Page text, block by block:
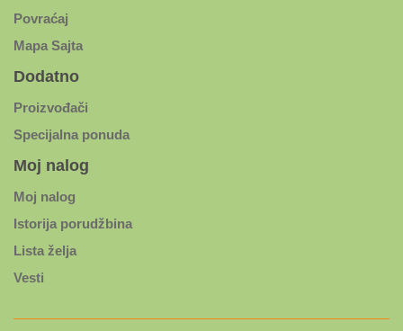
Povraćaj
Mapa Sajta
Dodatno
Proizvođači
Specijalna ponuda
Moj nalog
Moj nalog
Istorija porudžbina
Lista želja
Vesti